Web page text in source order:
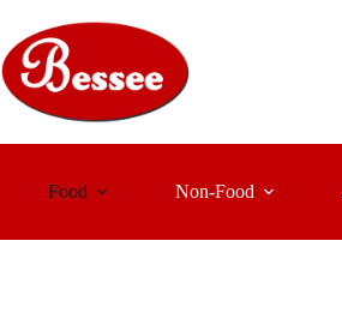
naar
de
inhoud
Food Non-Food